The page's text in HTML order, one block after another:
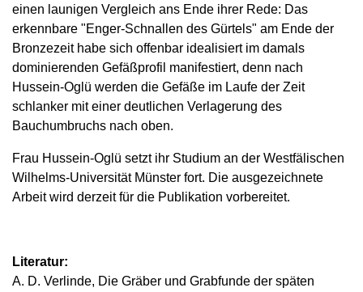
einen launigen Vergleich ans Ende ihrer Rede: Das
erkennbare "Enger-Schnallen des Gürtels" am Ende der
Bronzezeit habe sich offenbar idealisiert im damals
dominierenden Gefäßprofil manifestiert, denn nach
Hussein-Oglü werden die Gefäße im Laufe der Zeit
schlanker mit einer deutlichen Verlagerung des
Bauchumbruchs nach oben.
Frau Hussein-Oglü setzt ihr Studium an der Westfälischen
Wilhelms-Universität Münster fort. Die ausgezeichnete
Arbeit wird derzeit für die Publikation vorbereitet.
Literatur:
A. D. Verlinde, Die Gräber und Grabfunde der späten